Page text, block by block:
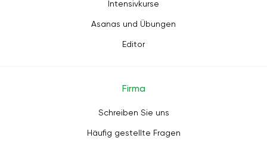
Intensivkurse
Asanas und Übungen
Editor
Firma
Schreiben Sie uns
Häufig gestellte Fragen